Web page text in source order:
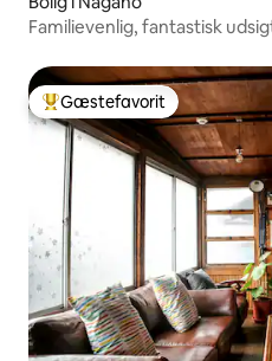
Familievenlig, fantastisk
Bedste gæstefavorit
Gæstefavorit